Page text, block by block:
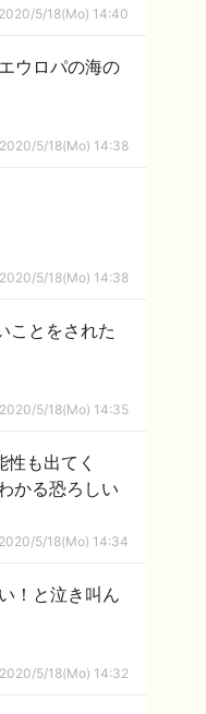
2020/5/18(Mo) 14:40
ウロパの海の
2020/5/18(Mo) 14:38
2020/5/18(Mo) 14:38
ことをされた
2020/5/18(Mo) 14:35
も出てく
かる恐ろしい
2020/5/18(Mo) 14:34
！と泣き叫ん
2020/5/18(Mo) 14:32